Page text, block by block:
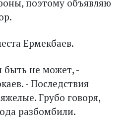
поэтому объявляю
Ермекбаев.
быть не может, -
- Последствия
Грубо говоря,
разбомбили.